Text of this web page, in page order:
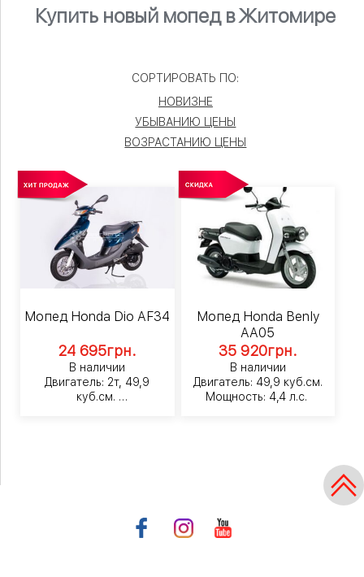
Купить новый мопед в Житомире
СОРТИРОВАТЬ ПО:
НОВИЗНЕ
УБЫВАНИЮ ЦЕНЫ
ВОЗРАСТАНИЮ ЦЕНЫ
Мопед Honda Dio AF34
24 695грн.
В наличии
Двигатель: 2т, 49,9
куб.см.
Мопед Honda Benly
AA05
35 920грн.
В наличии
Двигатель: 49,9 куб.см.
Мощность: 4,4 л.с.